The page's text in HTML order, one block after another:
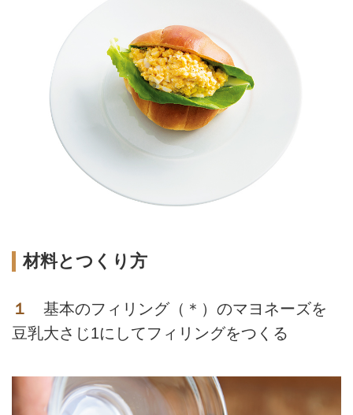
材料とつくり方
１
基本のフィリング（＊）のマヨネーズを
豆乳大さじ1にしてフィリングをつくる